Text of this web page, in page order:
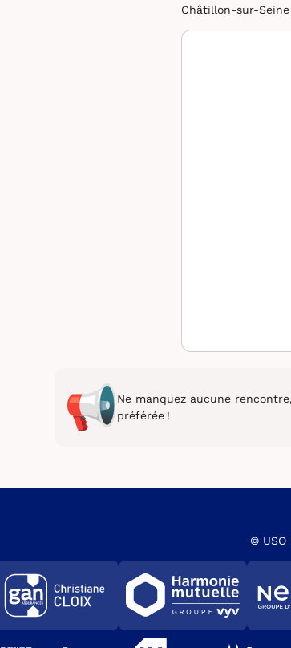
Châtillon-sur-Seine
Ne manquez aucune
préférée !
© USO